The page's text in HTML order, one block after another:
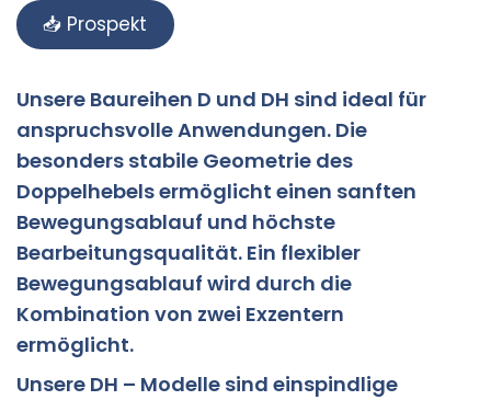
📥 Prospekt
Unsere Baureihen D und DH sind ideal für
anspruchsvolle Anwendungen. Die
besonders stabile Geometrie des
Doppelhebels ermöglicht einen sanften
Bewegungsablauf und höchste
Bearbeitungsqualität. Ein flexibler
Bewegungsablauf wird durch die
Kombination von zwei Exzentern
ermöglicht.
Unsere DH – Modelle sind einspindlige